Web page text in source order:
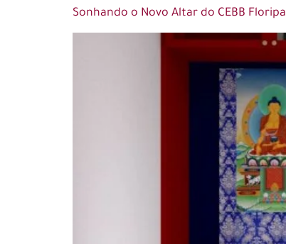
Sonhando o Novo Altar do CEBB Floripa